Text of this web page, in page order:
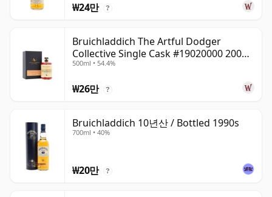
₩24만 ?
Bruichladdich The Artful Dodger
Collective Single Cask #19020000 2001
22년산
500ml • 54.4%
₩26만 ?
Bruichladdich 10년산 / Bottled 1990s
700ml • 40%
₩20만 ?